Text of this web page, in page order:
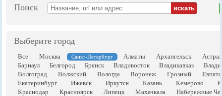
Поиск
Выберите город
Все Москва Санкт-Петербург Алматы Архангельск
Барнаул
Белгород Брянск Владивосток Владикавказ
Волгоград
Волжский Вологда Воронеж Грозный
Екатеринбург
Ижевск Иркутск Казань Кемерово
Краснодар
Красноярск Липецк Махачкала
Набережные